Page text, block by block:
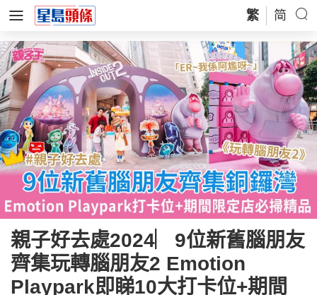
繁 简
親子好去處2024︳9位新舊腦朋友
齊集玩轉腦朋友2 Emotion
Playpark即睇10大打卡位+期間